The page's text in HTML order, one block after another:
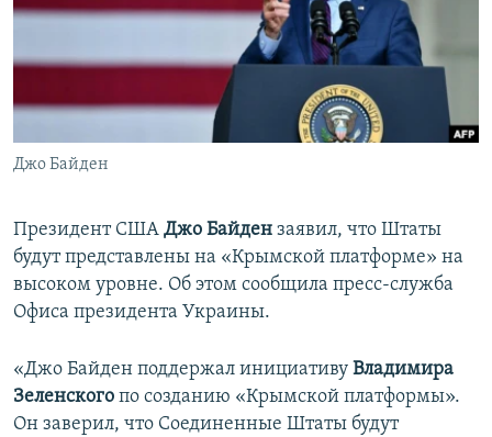
ПОБЕДИТЕЛЕЙ НЕ СУДЯТ?
КРЫМ.НЕПОКОРЕННЫЙ
УКРАИНСКАЯ ПРОБЛЕМА КРЫМА
ПРИСОЕДИНЯЙТЕСЬ!
Все сайты RFE/RL
Джо Байден
Президент США Джо Байден заявил, что Штаты
будут представлены на «Крымской платформе» на
высоком уровне. Об этом сообщила пресс-служба
Офиса президента Украины.
«Джо Байден поддержал инициативу Владимира
Зеленского по созданию «Крымской платформы».
Он заверил, что Соединенные Штаты будут